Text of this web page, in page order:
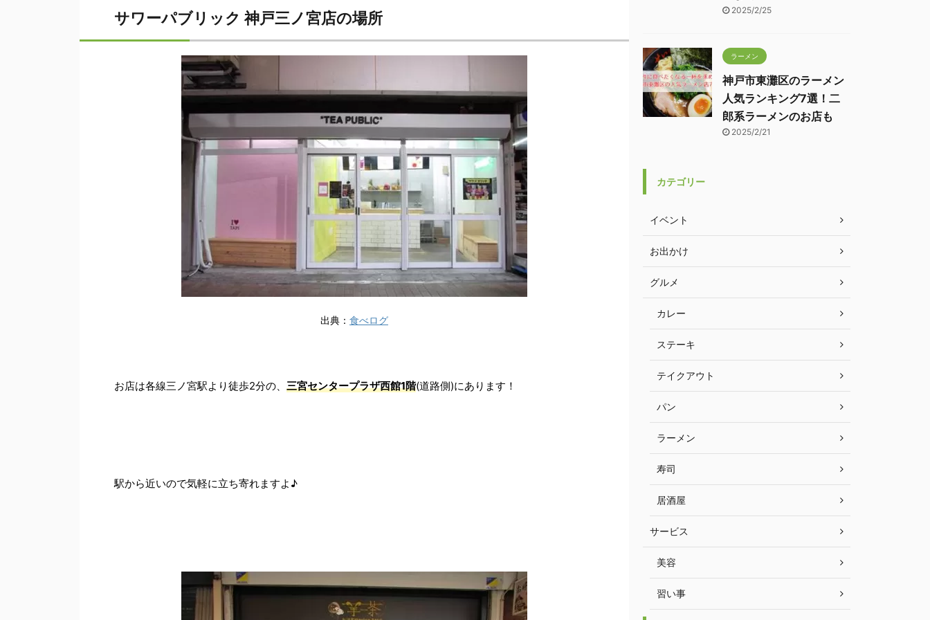
サワーパブリック 神戸三ノ宮店の場所
出典： 食べログ
お店は各線三ノ宮駅より徒歩2分の、 三宮センタープラザ西館1階(道路側)にあります！
駅から近いので気軽に立ち寄れますよ♪
2025/2/25
ラーメン
神戸市東灘区のラーメン
人気ランキング7選！二
郎系ラーメンのお店も
2025/2/21
カテゴリー
イベント
お出かけ
グルメ
カレー
ステーキ
テイクアウト
パン
ラーメン
寿司
居酒屋
サービス
美容
習い事